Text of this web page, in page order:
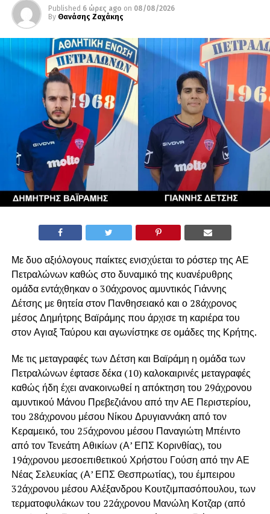
Published 6 ώρες ago on 08/08/2026
By Θανάσης Ζαχάκης
Με δυο αξιόλογους παίκτες ενισχύεται το ρόστερ της ΑΕ
Πετραλώνων καθώς στο δυναμικό της κυανέρυθρης
ομάδα εντάχθηκαν ο 30άχρονος αμυντικός Γιάννης
Δέτσης με θητεία στον Πανθησειακό και ο 28άχρονος
μέσος Δημήτρης Βαϊράμης που άρχισε τη καριέρα του
στον Αγιαξ Ταύρου και αγωνίστηκε σε ομάδες της Κρήτης.
Με τις μεταγραφές των Δέτση και Βαϊράμη η ομάδα των
Πετραλώνων έφτασε δέκα (10) καλοκαιρινές μεταγραφές
καθώς ήδη έχει ανακοινωθεί η απόκτηση του 29άχρονου
αμυντικού Μάνου Πρεβεζιάνου από την ΑΕ Περιστερίου,
του 28άχρονου μέσου Νίκου Δρυγιαννάκη από τον
Κεραμεικό, του 25άχρονου μέσου Παναγιώτη Μπέιντο
από τον Τενεάτη Αθικίων (Α’ ΕΠΣ Κορινθίας), του
19άχρονου μεσοεπιθετικού Χρήστου Γούση από την ΑΕ
Νέας Σελευκίας (Α’ ΕΠΣ Θεσπρωτίας), του έμπειρου
32άχρονου μέσου Αλέξανδρου Κουτζιμπασόπουλου, των
τερματοφυλάκων του 22άχρονου Μανώλη Κοτζαρ (από